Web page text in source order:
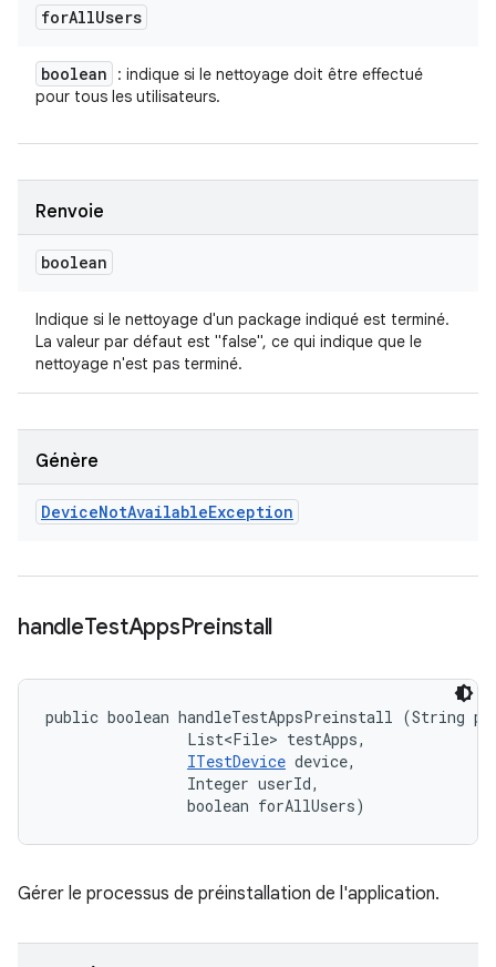
forAllUsers
boolean
: indique si le nettoyage doit être effectué
pour tous les utilisateurs.
Renvoie
boolean
Indique si le nettoyage d'un package indiqué est terminé.
La valeur par défaut est "false", ce qui indique que le
nettoyage n'est pas terminé.
Génère
DeviceNotAvailableException
handleTestAppsPreinstall
public boolean handleTestAppsPreinstall (String
                List<File> testApps,
ITestDevice device,
                Integer userId,
                boolean forAllUsers)
Gérer le processus de préinstallation de l'application.